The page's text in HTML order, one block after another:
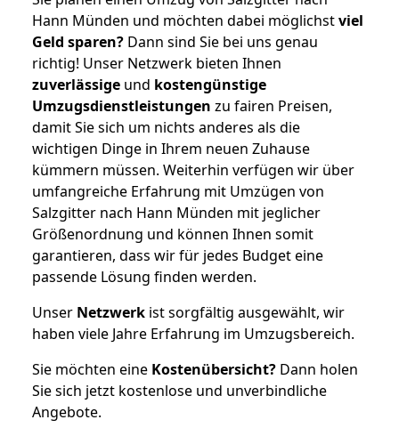
Hann Münden und möchten dabei möglichstviel
Geld sparen? Dann sind Sie bei uns genau
richtig! Unser Netzwerk bieten Ihnen
zuverlässige und kostengünstige
Umzugsdienstleistungen zu fairen Preisen,
damit Sie sich um nichts anderes als die
wichtigen Dinge in Ihrem neuen Zuhause
kümmern müssen. Weiterhin verfügen wir über
umfangreiche Erfahrung mit Umzügen von
Salzgitter nach Hann Münden mit jeglicher
Größenordnung und können Ihnen somit
garantieren, dass wir für jedes Budget eine
passende Lösung finden werden.
Unser Netzwerk ist sorgfältig ausgewählt, wir
haben viele Jahre Erfahrung im Umzugsbereich.
Sie möchten eine Kostenübersicht? Dann holen
Sie sich jetzt kostenlose und unverbindliche
Angebote.